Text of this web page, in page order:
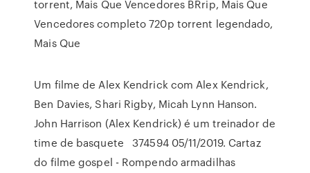
torrent, Mais Que Vencedores BRrip, Mais Que
Vencedores completo 720p torrent legendado,
Mais Que
Um filme de Alex Kendrick com Alex Kendrick,
Ben Davies, Shari Rigby, Micah Lynn Hanson.
John Harrison (Alex Kendrick) é um treinador de
time de basquete 374594 05/11/2019. Cartaz
do filme gospel - Rompendo armadilhas